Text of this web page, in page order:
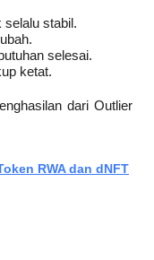
selalu stabil.
selesai.
ketat.
dari Outlier
RWA dan dNFT